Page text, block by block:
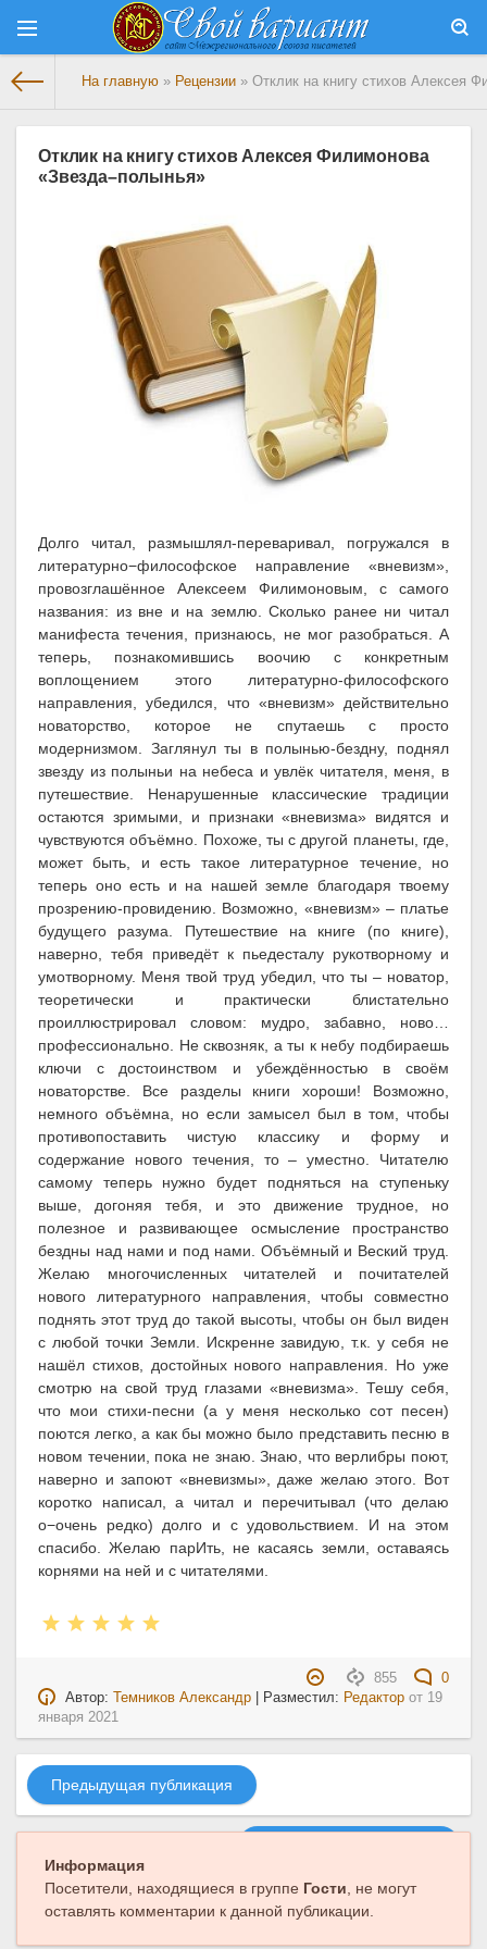
На главную » Рецензии » Отклик на книгу стихов Алексея
Отклик на книгу стихов Алексея Филимонова
«Звезда–полынья»
Долго читал, размышлял-переваривал, погружался в
литературно−философское направление «вневизм»,
провозглашённое Алексеем Филимоновым, с самого
названия: из вне и на землю. Сколько ранее ни читал
манифеста течения, признаюсь, не мог разобраться. А
теперь, познакомившись воочию с конкретным
воплощением этого литературно-философского
направления, убедился, что «вневизм» действительно
новаторство, которое не спутаешь с просто
модернизмом. Заглянул ты в полынью-бездну, поднял
звезду из полыньи на небеса и увлёк читателя, меня, в
путешествие. Ненарушенные классические традиции
остаются зримыми, и признаки «вневизма» видятся и
чувствуются объёмно. Похоже, ты с другой планеты, где,
может быть, и есть такое литературное течение, но
теперь оно есть и на нашей земле благодаря твоему
прозрению-провидению. Возможно, «вневизм» – платье
будущего разума. Путешествие на книге (по книге),
наверно, тебя приведёт к пьедесталу рукотворному и
умотворному. Меня твой труд убедил, что ты – новатор,
теоретически и практически блистательно
проиллюстрировал словом: мудро, забавно, ново…
профессионально. Не сквозняк, а ты к небу подбираешь
ключи с достоинством и убеждённостью в своём
новаторстве. Все разделы книги хороши! Возможно,
немного объёмна, но если замысел был в том, чтобы
противопоставить чистую классику и форму и
содержание нового течения, то – уместно. Читателю
самому теперь нужно будет подняться на ступеньку
выше, догоняя тебя, и это движение трудное, но
полезное и развивающее осмысление пространство
бездны над нами и под нами. Объёмный и Веский труд.
Желаю многочисленных читателей и почитателей
нового литературного направления, чтобы совместно
поднять этот труд до такой высоты, чтобы он был виден
с любой точки Земли. Искренне завидую, т.к. у себя не
нашёл стихов, достойных нового направления. Но уже
смотрю на свой труд глазами «вневизма». Тешу себя,
что мои стихи-песни (а у меня несколько сот песен)
поются легко, а как бы можно было представить песню в
новом течении, пока не знаю. Знаю, что верлибры поют,
наверно и запоют «вневизмы», даже желаю этого. Вот
коротко написал, а читал и перечитывал (что делаю
о−очень редко) долго и с удовольствием. И на этом
спасибо. Желаю парИть, не касаясь земли, оставаясь
корнями на ней и с читателями.
855
0
Автор:Темников Александр | Разместил: Редактор от 19
января 2021
Предыдущая публикация
Информация
Посетители, находящиеся в группе Гости , не могут
оставлять комментарии к данной публикации.